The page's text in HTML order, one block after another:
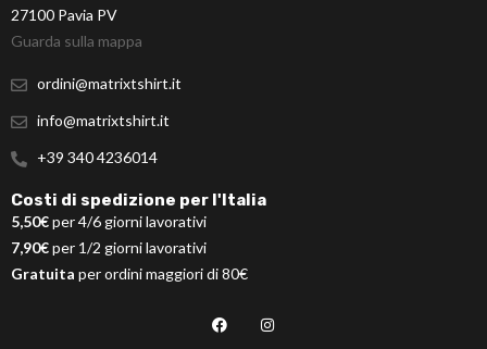
27100 Pavia PV
Guarda sulla mappa
ordini@matrixtshirt.it
info@matrixtshirt.it
+39 340 4236014
Costi di spedizione per l'Italia
5,50€per 4/6 giorni lavorativi
7,90€per 1/2 giorni lavorativi
Gratuita per ordini maggiori di 80€